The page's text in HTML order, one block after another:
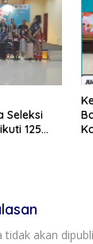
Seleksi
125
akan